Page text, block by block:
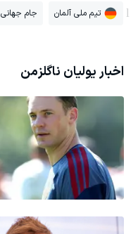
تیم ملی آلمان جام جهانی 2026
اخباریولیان ناگلزمن